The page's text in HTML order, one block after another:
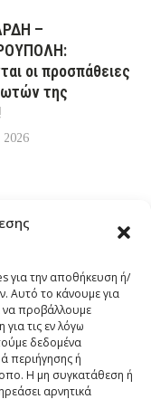
για την αποθήκευση ή/
Αυτό το κάνουμε για
να προβάλλουμε
τις εν λόγω
δεδομένα
περιήγησης ή
Η μη συγκατάθεση ή
αρνητικά
–
οι προσπάθειες
της
2026